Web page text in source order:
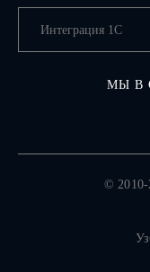
МЫ В
© 2010-